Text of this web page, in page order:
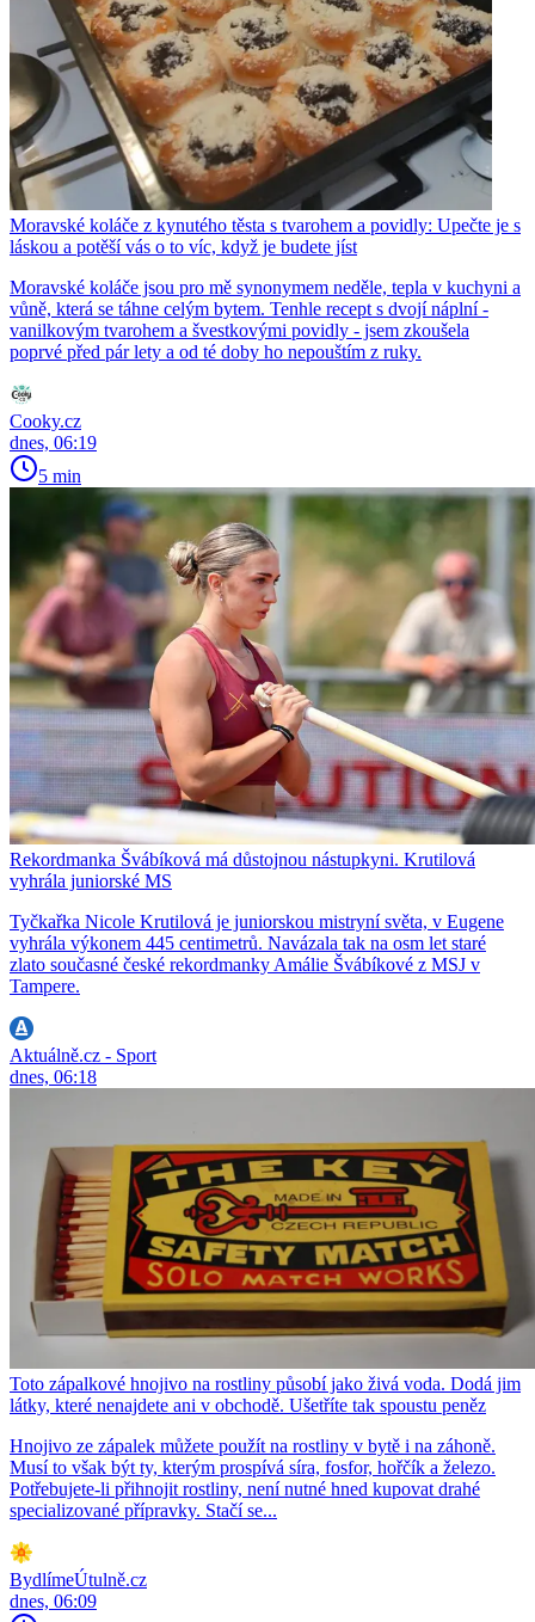
Moravské koláče z kynutého těsta s tvarohem a povidly: Upečte je s
láskou a potěší vás o to víc, když je budete jíst
Moravské koláče jsou pro mě synonymem neděle, tepla v kuchyni a
vůně, která se táhne celým bytem. Tenhle recept s dvojí náplní -
vanilkovým tvarohem a švestkovými povidly - jsem zkoušela
poprvé před pár lety a od té doby ho nepouštím z ruky.
Cooky.cz
dnes, 06:19
5 min
Rekordmanka Švábíková má důstojnou nástupkyni. Krutilová
vyhrála juniorské MS
Tyčkařka Nicole Krutilová je juniorskou mistryní světa, v Eugene
vyhrála výkonem 445 centimetrů. Navázala tak na osm let staré
zlato současné české rekordmanky Amálie Švábíkové z MSJ v
Tampere.
Aktuálně.cz - Sport
dnes, 06:18
Toto zápalkové hnojivo na rostliny působí jako živá voda. Dodá jim
látky, které nenajdete ani v obchodě. Ušetříte tak spoustu peněz
Hnojivo ze zápalek můžete použít na rostliny v bytě i na záhoně.
Musí to však být ty, kterým prospívá síra, fosfor, hořčík a železo.
Potřebujete-li přihnojit rostliny, není nutné hned kupovat drahé
specializované přípravky. Stačí se...
BydlímeÚtulně.cz
dnes, 06:09